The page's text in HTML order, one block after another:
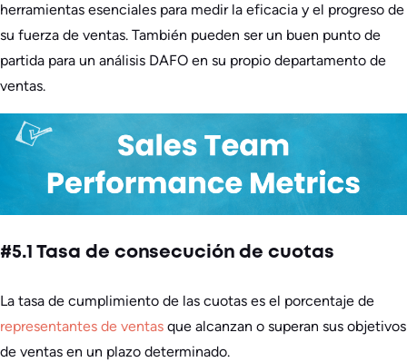
herramientas esenciales para medir la eficacia y el progreso de
su fuerza de ventas. También pueden ser un buen punto de
partida para un análisis DAFO en su propio departamento de
ventas.
#5.1 Tasa de consecución de cuotas
La tasa de cumplimiento de las cuotas es el porcentaje de
representantes de ventas que alcanzan o superan sus objetivos
de ventas en un plazo determinado.